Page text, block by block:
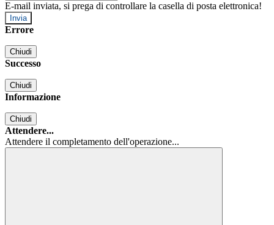
E-mail inviata, si prega di controllare la casella di posta elettronica!
Errore
Chiudi
Successo
Chiudi
Informazione
Chiudi
Attendere...
Attendere il completamento dell'operazione...